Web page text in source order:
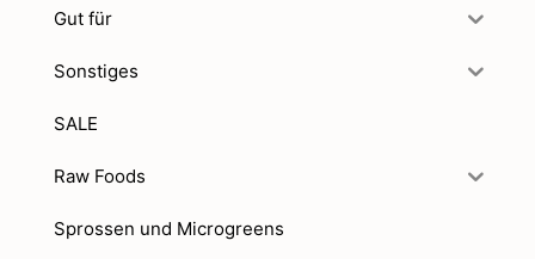
Gut für
Sonstiges
SALE
Raw Foods
Sprossen und Microgreens